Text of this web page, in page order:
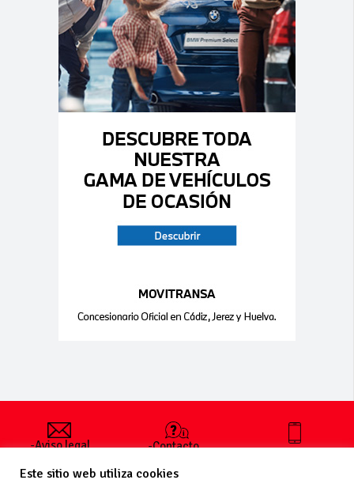
-Aviso legal
generales
-Contacto
publicar un
+34 627 35
Este sitio web utiliza cookies